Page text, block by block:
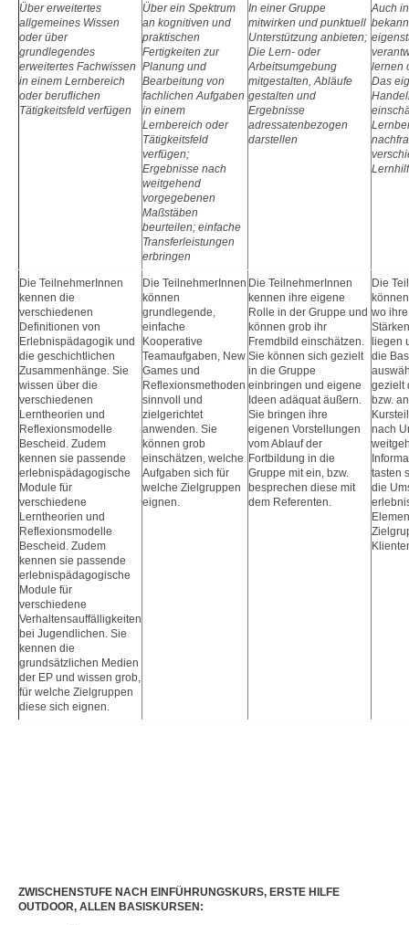
Über erweitertes
allgemeines Wissen
oder über
grundlegendes
erweitertes Fachwissen
in einem Lernbereich
oder beruflichen
Tätigkeitsfeld verfügen
Über ein Spektrum
an kognitiven und
praktischen
Fertigkeiten zur
Planung und
Bearbeitung von
fachlichen Aufgaben
in einem
Lernbereich oder
Tätigkeitsfeld
verfügen;
Ergebnisse nach
weitgehend
vorgegebenen
Maßstäben
beurteilen; einfache
Transferleistungen
erbringen
In einer Gruppe
mitwirken und punktuell
Unterstützung anbieten;
Die Lern- oder
Arbeitsumgebung
mitgestalten, Abläufe
gestalten und
Ergebnisse
adressatenbezogen
darstellen
Auch
lernen
Das
Die TeilnehmerInnen
kennen die
verschiedenen
Definitionen von
Erlebnispädagogik und
die geschichtlichen
Zusammenhänge. Sie
wissen über die
verschiedenen
Lerntheorien und
Reflexionsmodelle
Bescheid. Zudem
kennen sie passende
erlebnispädagogische
Module für
verschiedene
Lerntheorien und
Reflexionsmodelle
Bescheid. Zudem
kennen sie passende
erlebnispädagogische
Module für
verschiedene
Verhaltensauffälligkeiten
bei Jugendlichen. Sie
kennen die
grundsätzlichen Medien
der EP und wissen grob,
für welche Zielgruppen
diese sich eignen.
Die TeilnehmerInnen
können
grundlegende,
einfache
Kooperative
Teamaufgaben, New
Games und
Reflexionsmethoden
sinnvoll und
zielgerichtet
anwenden. Sie
können grob
einschätzen, welche
Aufgaben sich für
welche Zielgruppen
eignen.
Die TeilnehmerInnen
kennen ihre eigene
Rolle in der Gruppe und
können grob ihr
Fremdbild einschätzen.
Sie können sich gezielt
in die Gruppe
einbringen und eigene
Ideen adäquat äußern.
Sie bringen ihre
eigenen Vorstellungen
vom Ablauf der
Fortbildung in die
Gruppe mit ein, bzw.
besprechen diese mit
dem Referenten.
Die
wo
liegen
die
gezielt
bzw.
nach
tasten
die
ZWISCHENSTUFE NACH EINFÜHRUNGSKURS, ERSTE HILFE
OUTDOOR, ALLEN BASISKURSEN: